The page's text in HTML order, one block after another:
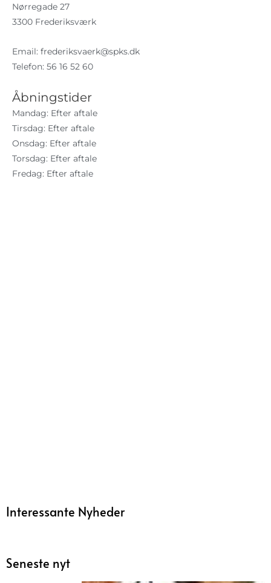
Nørregade 27
3300 Frederiksværk
Email: frederiksvaerk@spks.dk
Telefon: 56 16 52 60
Åbningstider
Mandag: Efter aftale
Tirsdag: Efter aftale
Onsdag: Efter aftale
Torsdag: Efter aftale
Fredag: Efter aftale
Interessante Nyheder
Seneste nyt